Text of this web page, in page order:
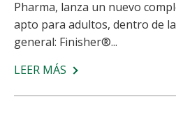
Pharma, lanza un nuevo
apto para adultos, dentro de
general: Finisher®...
LEER MÁS SOBRE